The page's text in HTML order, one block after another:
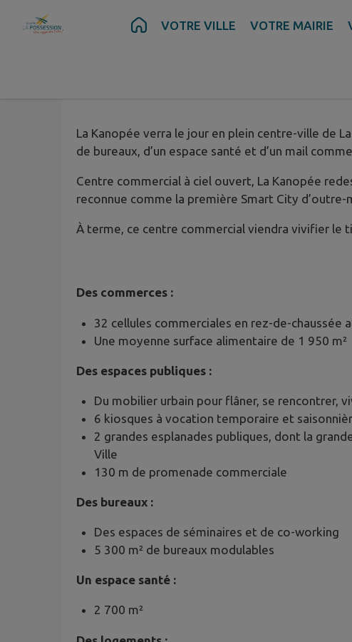
Contenu Recherche Pied de page
VOTRE VILLE VOTRE MAIRIE
La Kanopée verra le jour en plein centre-ville de
de bureaux, d’un espace santé et d’un mail
Centre commercial à ciel ouvert, La Kanopée
reconnue comme la première Smart City d’outre-
À terme, ce centre commercial viendra vivifier le
Des commerces :
32 cellules commerciales en rez-de-chaussée
Une moyenne surface alimentaire de 1 950 m²
Des espaces publiques :
Du mobilier urbain pour flâner, se rencontrer,
6 kiosques à vocation temporaire et
2 grandes esplanades publiques, dont la
Ville
130 m de promenade commerciale
Des bureaux :
Des espaces de séminaires et de co-working
5 300 m² de bureaux modulables
Un espace santé :
2 700 m²